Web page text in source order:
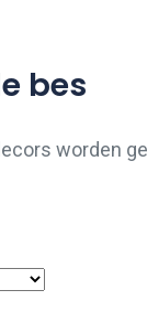
bes
worden